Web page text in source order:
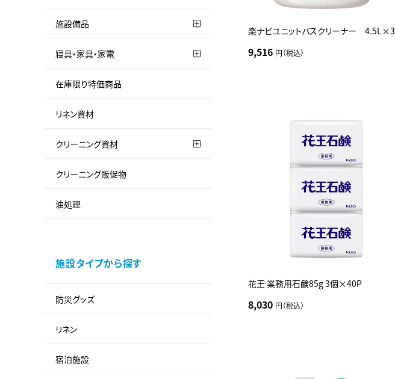
施設備品
寝具・家具・家電
在庫限り特価商品
リネン資材
クリーニング資材
クリーニング販促物
油処理
施設タイプから探す
防災グッズ
リネン
宿泊施設
楽ナビユニットバスクリーナー 4.5L×3
9,516 円（税込）
花王 業務用石鹸85g 3個×40P
8,030 円（税込）